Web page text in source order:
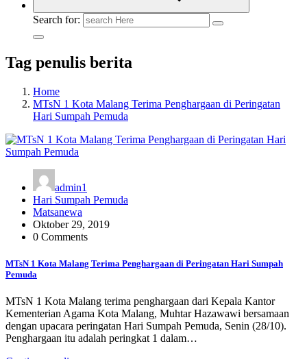
Search for:
Tag penulis berita
Home
MTsN 1 Kota Malang Terima Penghargaan di Peringatan
Hari Sumpah Pemuda
admin1
Hari Sumpah Pemuda
Matsanewa
Oktober 29, 2019
0 Comments
MTsN 1 Kota Malang Terima Penghargaan di Peringatan Hari Sumpah
Pemuda
MTsN 1 Kota Malang terima penghargaan dari Kepala Kantor
Kementerian Agama Kota Malang, Muhtar Hazawawi bersamaan
dengan upacara peringatan Hari Sumpah Pemuda, Senin (28/10).
Penghargaan itu adalah peringkat 1 dalam…